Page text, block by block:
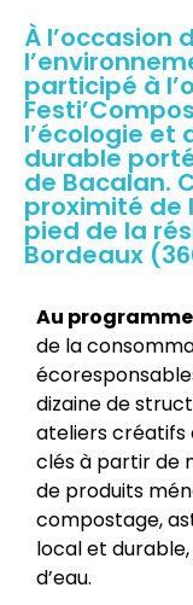
À l’occasion
participé à
l’écologie et
durable
de Bacalan.
proximité de
pied de la
Bordeaux
Au
de la
dizaine de
ateliers créatifs
clés à partir de
de produits
compostage,
local et
d’eau.